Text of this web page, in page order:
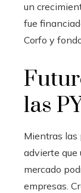
un
fue
Corfo y
las
Mientras las
advierte que
mercado
empresas.